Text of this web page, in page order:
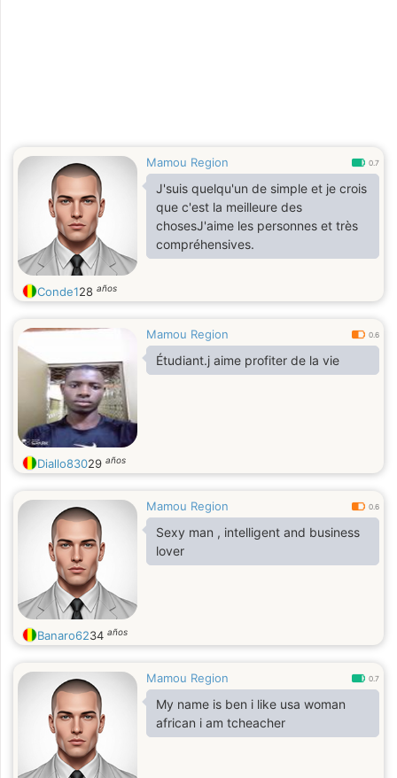
Mamou Region 0.7
J'suis quelqu'un de simple et je crois
que c'est la meilleure des
chosesJ'aime les personnes et très
compréhensives.
Conde128 años
Mamou Region 0.6
Étudiant.j aime profiter de la vie
Diallo83029 años
Mamou Region 0.6
Sexy man , intelligent and business
lover
Banaro6234 años
Mamou Region 0.7
My name is ben i like usa woman
african i am tcheacher